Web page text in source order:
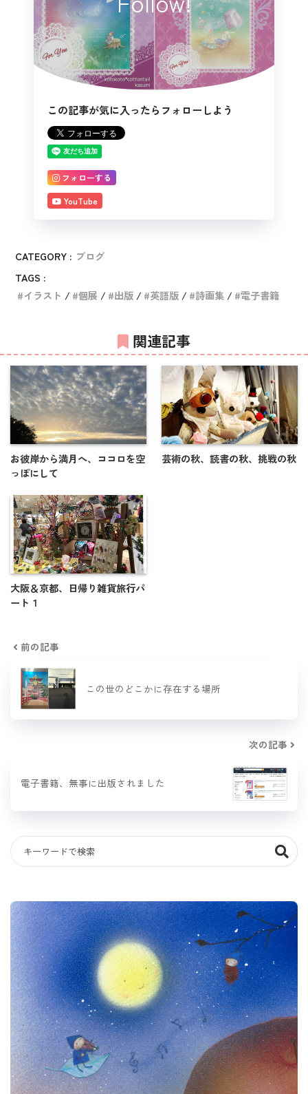
この記事が気に入ったらフォローしよう
フォローする
YouTube
CATEGORY : ブログ
TAGS :
イラスト
個展 出版 英語版 詩画集 電子書籍
関連記事
お彼岸から満月へ、ココロを空
っぽにして
芸術の秋、読書の秋、挑戦の秋
大阪＆京都、日帰り雑貨旅行パ
ート１
前の記事
この世のどこかに存在する場所
次の記事
電子書籍、無事に出版されました